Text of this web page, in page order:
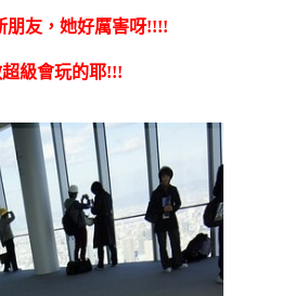
朋友，她好厲害呀!!!!
級會玩的耶!!!